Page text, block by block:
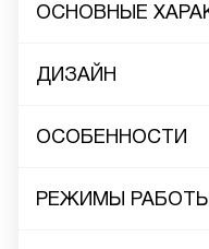
ОСНОВНЫЕ
ДИЗАЙН
ОСОБЕННОСТИ
РЕЖИМЫ РАБОТЫ